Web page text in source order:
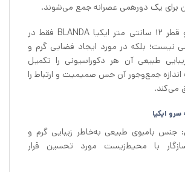
برای یک دورهمی عصرانه جمع می‌شوند.
اندازه کاسه بامبو قطر 12 سانتی متر ایکیا BLANDA فقط در
نیست؛ بلکه در مورد ایجاد فضایی گرم و
طبیعی آن هر دکوراسیونی را تکمیل
اندازه جمع‌وجور آن حس صمیمیت و ارتباط را
می‌کند.
ایکیا
جنس بامبوی طبیعی به‌خاطر زیبایی گرم و
با محیط‌زیست مورد تحسین قرار